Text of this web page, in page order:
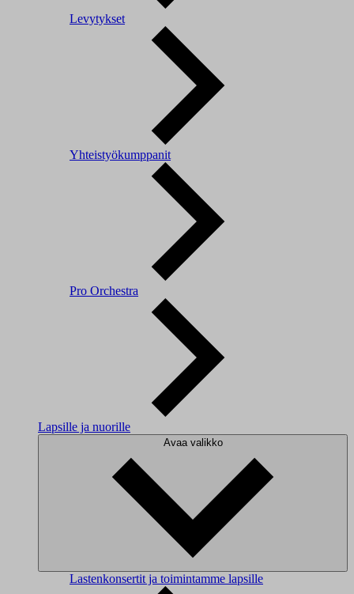
Levytykset
Yhteistyökumppanit
Pro Orchestra
Lapsille ja nuorille
Avaa valikko
Lastenkonsertit ja toimintamme lapsille